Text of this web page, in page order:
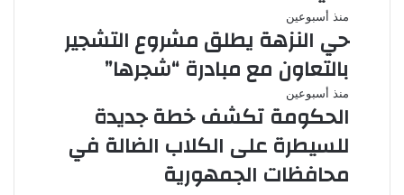
منذ أسبوعين
حي النزهة يطلق مشروع التشجير
بالتعاون مع مبادرة “شجرها”
منذ أسبوعين
الحكومة تكشف خطة جديدة
للسيطرة على الكلاب الضالة في
محافظات الجمهورية